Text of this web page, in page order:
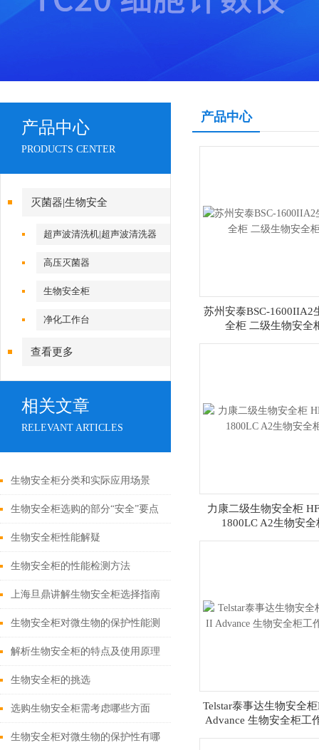
产品中心
PRODUCTS CENTER
灭菌器|生物安全
超声波清洗机|超声波清洗器
高压灭菌器
生物安全柜
净化工作台
查看更多
相关文章
RELEVANT ARTICLES
生物安全柜分类和实际应用场景
生物安全柜选购的部分“安全”要点
生物安全柜性能解疑
生物安全柜的性能检测方法
上海旦鼎讲解生物安全柜选择指南
生物安全柜对微生物的保护性能测
试有几方面？
解析生物安全柜的特点及使用原理
生物安全柜的挑选
选购生物安全柜需考虑哪些方面
生物安全柜对微生物的保护性有哪
产品中心
苏州安泰BSC-1600IIA2
全柜 二级生物安全
力康二级生物安全柜
1800LC A2生物安全
Telstar泰事达生物安全
Advance 生物安全柜工